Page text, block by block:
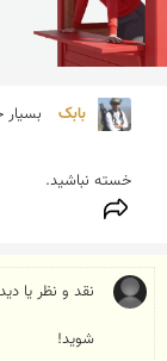
بابک
خسته نباشید.